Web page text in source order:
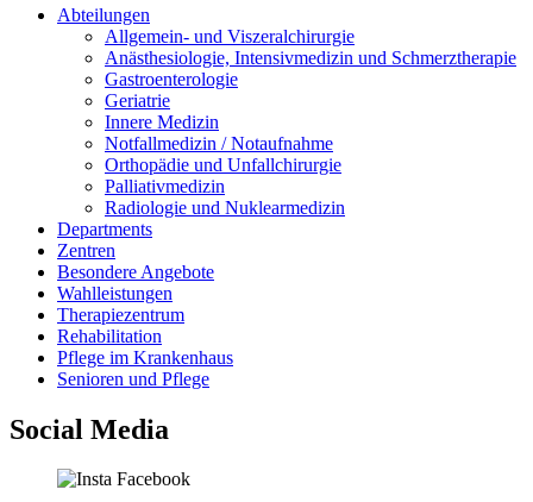
Abteilungen
Allgemein- und Viszeralchirurgie
Anästhesiologie, Intensivmedizin und Schmerztherapie
Gastroenterologie
Geriatrie
Innere Medizin
Notfallmedizin / Notaufnahme
Orthopädie und Unfallchirurgie
Palliativmedizin
Radiologie und Nuklearmedizin
Departments
Zentren
Besondere Angebote
Wahlleistungen
Therapiezentrum
Rehabilitation
Pflege im Krankenhaus
Senioren und Pflege
Social Media